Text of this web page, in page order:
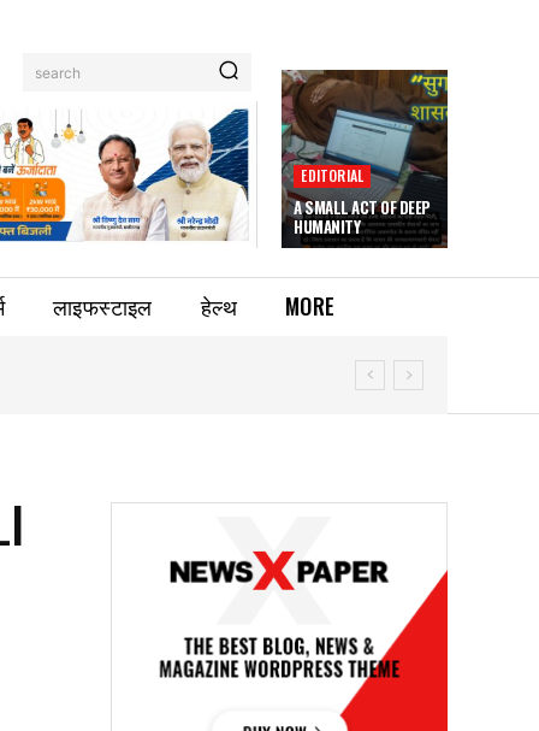
search
EDITORIAL
A SMALL ACT OF DEEP
HUMANITY
लाइफस्टाइल हेल्थ MORE